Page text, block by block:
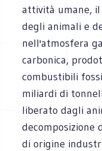
attività umane,
degli animali e
nell'atmosfera
carbonica,
combustibili
miliardi di
liberato dagli
decomposizione
di origine